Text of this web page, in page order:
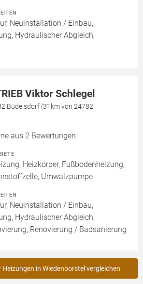
Neuinstallation / Einbau,
Hydraulischer Abgleich,
Viktor Schlegel
Büdelsdorf (31km von 24782
aus 2 Bewertungen
Heizkörper, Fußbodenheizung,
Umwälzpumpe
Neuinstallation / Einbau,
Hydraulischer Abgleich,
Renovierung / Badsanierung
in Wiedenborstel vergleichen